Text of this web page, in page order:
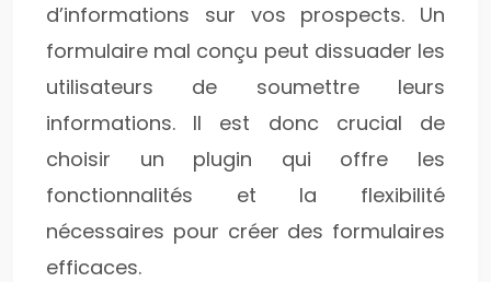
d’informations sur vos prospects. Un
formulaire mal conçu peut dissuader les
utilisateurs de soumettre leurs
informations. Il est donc crucial de
choisir un plugin qui offre les
fonctionnalités et la flexibilité
nécessaires pour créer des formulaires
efficaces.